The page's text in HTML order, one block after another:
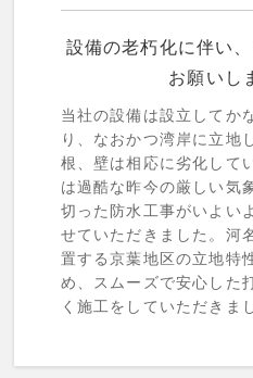
設備の老朽化に伴い
お願いし
当社の設備は設立してか
り、なおかつ湾岸に立地
根、壁は相応に劣化して
は過酷な昨今の厳しい気
切った防水工事がいよい
せていただきました。河
置する京葉地区の立地特
め、スムーズで安心した
く施工をしていただきま